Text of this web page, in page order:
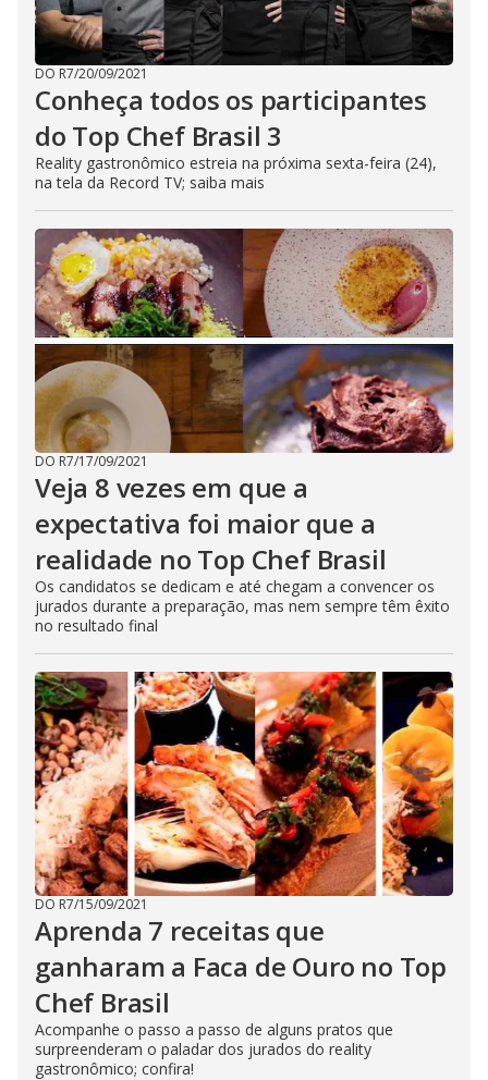
DO R7/20/09/2021
Conheça todos os participantes
do Top Chef Brasil 3
Reality gastronômico estreia na próxima sexta-feira (24),
na tela da Record TV; saiba mais
DO R7/17/09/2021
Veja 8 vezes em que a
expectativa foi maior que a
realidade no Top Chef Brasil
Os candidatos se dedicam e até chegam a convencer os
jurados durante a preparação, mas nem sempre têm êxito
no resultado final
DO R7/15/09/2021
Aprenda 7 receitas que
ganharam a Faca de Ouro no Top
Chef Brasil
Acompanhe o passo a passo de alguns pratos que
surpreenderam o paladar dos jurados do reality
gastronômico; confira!